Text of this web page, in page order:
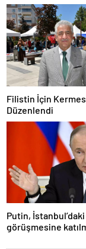
Filistin İçin Kermes
Düzenlendi
Putin,
görüşmesine